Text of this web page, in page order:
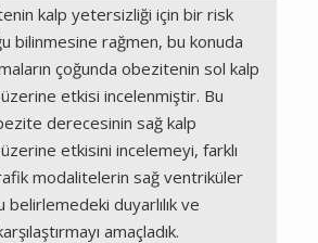
kalp yetersizliği için bir risk
bilinmesine rağmen, bu konuda
çoğunda obezitenin sol kalp
etkisi incelenmiştir. Bu
derecesinin sağ kalp
etkisini incelemeyi, farklı
modalitelerin sağ ventriküler
belirlemedeki duyarlılık ve
amaçladık.